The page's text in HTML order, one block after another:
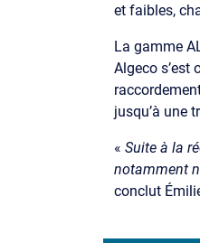
et faibles,
La gamme
Algeco s’est
jusqu’à une
« Suite à la
notamment
conclut